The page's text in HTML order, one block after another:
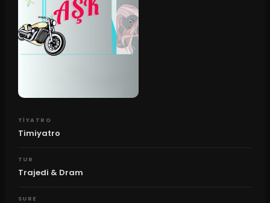
TIYATRO
Timiyatro
TUR
Trajedi & Dram
SURE